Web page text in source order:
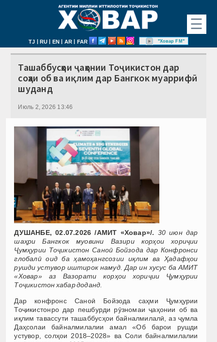
☰
TJ | RU | EN | AR | FAR "Ховар FM"
Ташаббусҳои ҷаҳонии Тоҷикистон дар
соҳаи об ва иқлим дар Бангкок муаррифӣ
шуданд
Июль 2, 2026 13:46
ДУШАНБЕ, 02.07.2026 /АМИТ «Ховар»/. 30 июн дар
шаҳри Бангкок муовини Вазири корҳои хориҷии
Ҷумҳурии Тоҷикистон Саноӣ Бойзода дар Конфронси
глобалӣ оид ба ҳамоҳангсозии иқлим ва Ҳадафҳои
рушди устувор иштирок намуд. Дар ин хусус ба АМИТ
«Ховар» аз Вазорати корҳои хориҷии Ҷумҳурии
Тоҷикистон хабар доданд.
Дар конфронс Саноӣ Бойзода cаҳми Ҷумҳурии
Тоҷикистонро дар пешбурди рӯзномаи ҷаҳонии об ва
иқлим тавассути ташаббусҳои байналмилалӣ, аз ҷумла
Даҳсолаи байналмилалии амал «Об барои рушди
устувор, солҳои 2018–2028» ва Соли байналмилалии